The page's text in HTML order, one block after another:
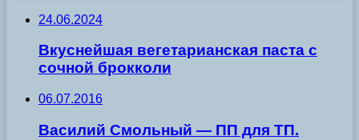
24.06.2024
Вкуснейшая вегетарианская паста с
сочной брокколи
06.07.2016
Василий Смольный — ПП для ТП.